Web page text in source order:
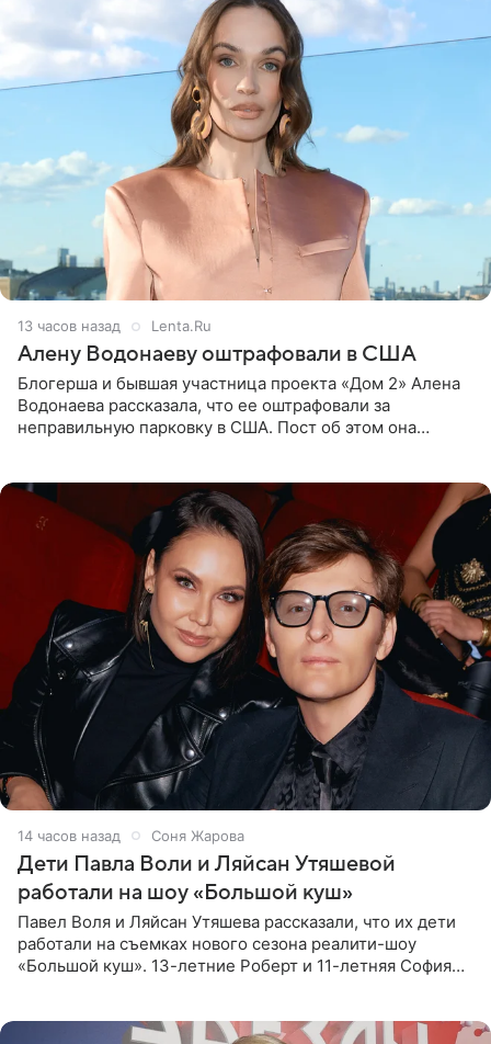
13 часов назад Lenta.Ru
Алену Водонаеву оштрафовали в США
Блогерша и бывшая участница проекта «Дом 2» Алена
Водонаева рассказала, что ее оштрафовали за
неправильную парковку в США. Пост об этом она
14 часов назад Соня Жарова
Дети Павла Воли и Ляйсан Утяшевой
работали на шоу «Большой куш»
Павел Воля и Ляйсан Утяшева рассказали, что их дети
работали на съемках нового сезона реалити-шоу
«Большой куш». 13-летние Роберт и 11-летняя София